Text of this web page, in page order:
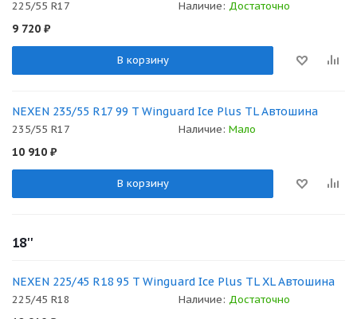
225/55 R17 Наличие: Достаточно
9 720 ₽
В корзину
NEXEN 235/55 R17 99 T Winguard Ice Plus TL Автошина
235/55 R17 Наличие: Мало
10 910 ₽
В корзину
18''
NEXEN 225/45 R18 95 T Winguard Ice Plus TL XL Автошина
225/45 R18 Наличие: Достаточно